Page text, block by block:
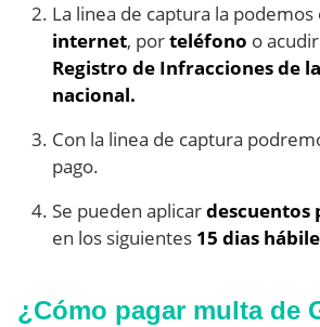
La linea de captura la
internet, porteléfono o
Registro de Infracciones de
nacional.
Con la linea de captura
pago.
Se pueden aplicardescuentos
en los siguientes 15 dias
¿Cómo pagar multa de